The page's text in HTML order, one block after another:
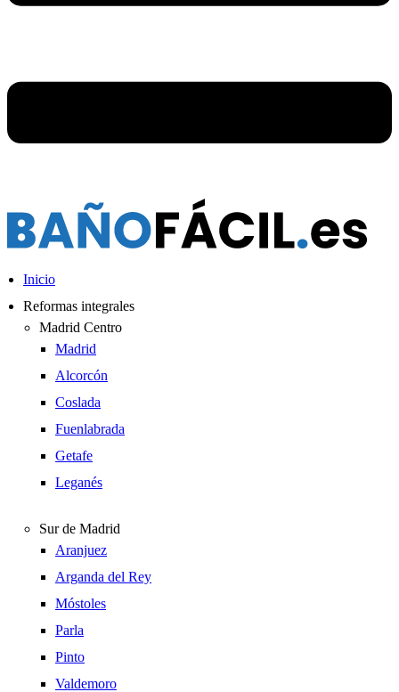
Inicio
Reformas integrales
Madrid Centro
Madrid
Alcorcón
Coslada
Fuenlabrada
Getafe
Leganés
Sur de Madrid
Aranjuez
Arganda del Rey
Móstoles
Parla
Pinto
Valdemoro